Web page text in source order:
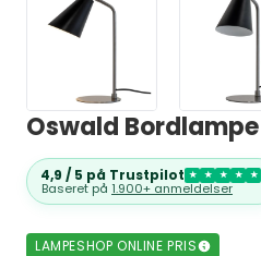
Oswald
4,9 / 5 på Trustpilot ★ ★ ★ ★ ★
Baseret på 1.900+ anmeldelser
LAMPESHOP ONLINE PRIS